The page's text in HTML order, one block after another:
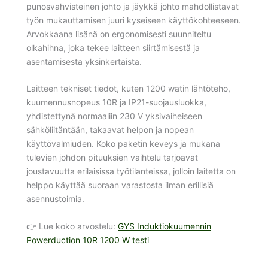
punosvahvisteinen johto ja jäykkä johto mahdollistavat
työn mukauttamisen juuri kyseiseen käyttökohteeseen.
Arvokkaana lisänä on ergonomisesti suunniteltu
olkahihna, joka tekee laitteen siirtämisestä ja
asentamisesta yksinkertaista.
Laitteen tekniset tiedot, kuten 1200 watin lähtöteho,
kuumennusnopeus 10R ja IP21-suojausluokka,
yhdistettynä normaaliin 230 V yksivaiheiseen
sähköliitäntään, takaavat helpon ja nopean
käyttövalmiuden. Koko paketin keveys ja mukana
tulevien johdon pituuksien vaihtelu tarjoavat
joustavuutta erilaisissa työtilanteissa, jolloin laitetta on
helppo käyttää suoraan varastosta ilman erillisiä
asennustoimia.
👉 Lue koko arvostelu: GYS Induktiokuumennin
Powerduction 10R 1200 W testi